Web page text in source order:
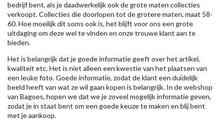
bedrijf bent, als je daadwerkelijk ook de grote maten collecties
verkoopt. Collecties die doorlopen tot de grotere maten, maat 58-
60. Hoe moeilijk dit soms ook is, het blijft voor ons een grote
uitdaging om deze wel te vinden en onze trouwe klant aan te
bieden.
Het is belangrijk dat je goede informatie geeft over het artikel,
kwaliteit etc. Het is niet alleen een kwestie van het plaatsen van
een leuke foto. Goede informatie, zodat de klant een duidelijk
beeld heeft van wat ze wil gaan kopen is belangrijk. In de webshop
van Bagoes, hopen we dat we je zoveel mogelijk informatie geven,
zodat je in staat bent om een goede keuze te maken en blij bent
met je aankoop.